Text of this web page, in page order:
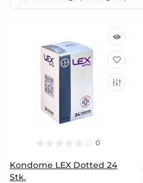
0
Kondome LEX Dotted 24
Stk.